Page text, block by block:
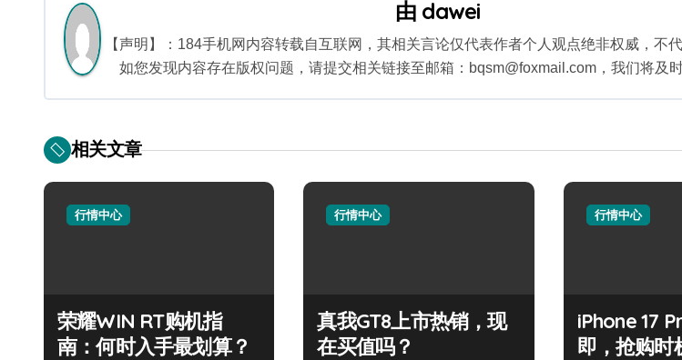
航
由 dawei
【声明】：184手机网内容转载自互联网，其相关言论仅代表作者个人观点绝非权威，不代
如您发现内容存在版权问题，请提交相关链接至邮箱：bqsm@foxmail.com，我们将及时
相关文章
行情中心
荣耀WIN RT购机指
南：何时入手最划算？
行情中心
真我GT8上市热销，现
在买值吗？
行情中心
iPhone 17
即，抢购时